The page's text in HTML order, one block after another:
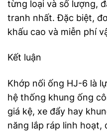
từng loại và số lượng,
tranh nhất. Đặc biệt,
khấu cao và miễn phí
Kết luận
Khớp nối ống HJ-6 là
hệ thống khung ống
giá kệ, xe đẩy hay
năng lắp ráp linh hoạt,